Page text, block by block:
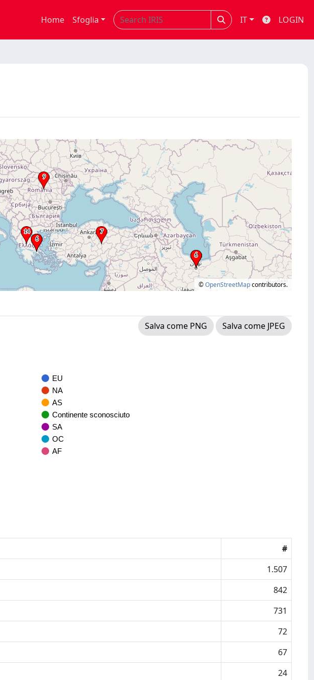
Home Sfoglia IT LOGIN
©OpenStreetMapcontributors.
Salva come PNG
Salva come JPEG
EU
NA
AS
Continente sconosciuto
SA
OC
AF
#
1.507
842
731
72
67
24